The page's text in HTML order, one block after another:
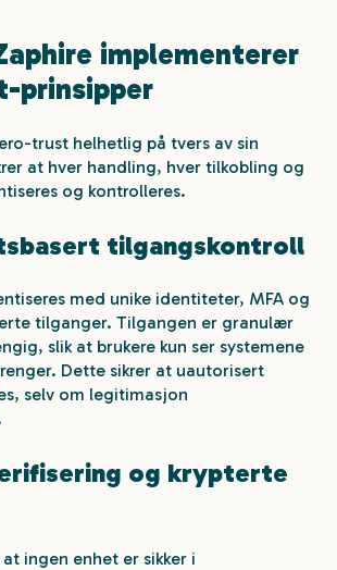
implementerer
prinsipper
trust helhetlig på tvers av sin
at hver handling, hver tilkobling og
og kontrolleres.
tilgangskontroll
med unike identiteter, MFA og
tilganger. Tilgangen er granulær
slik at brukere kun ser systemene
Dette sikrer at uautorisert
selv om legitimasjon
og krypterte
ingen enhet er sikker i